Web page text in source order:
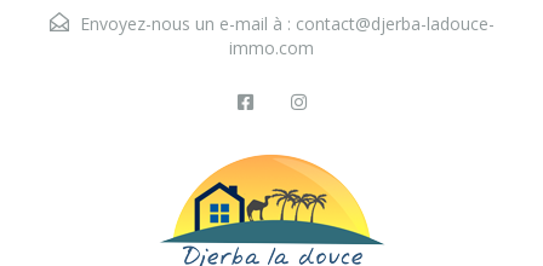
Envoyez-nous un e-mail à : contact@djerba-ladouce-
immo.com